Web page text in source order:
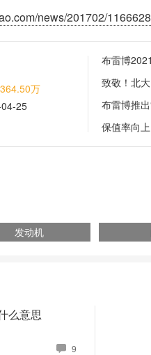
news/201702/
万
25
布雷博
致敬！北
布雷博推
保值率向
发动机
么意思
9